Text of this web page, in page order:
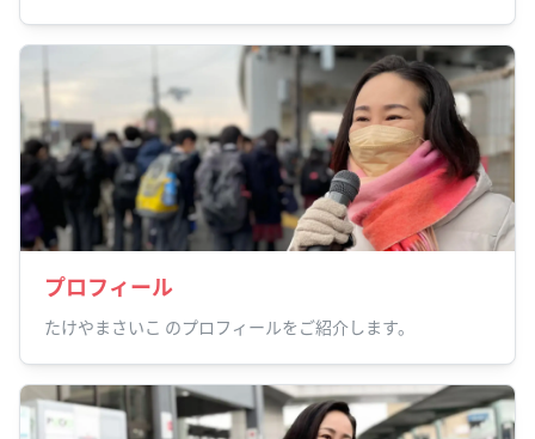
プロフィール
たけやまさいこ のプロフィールをご紹介します。